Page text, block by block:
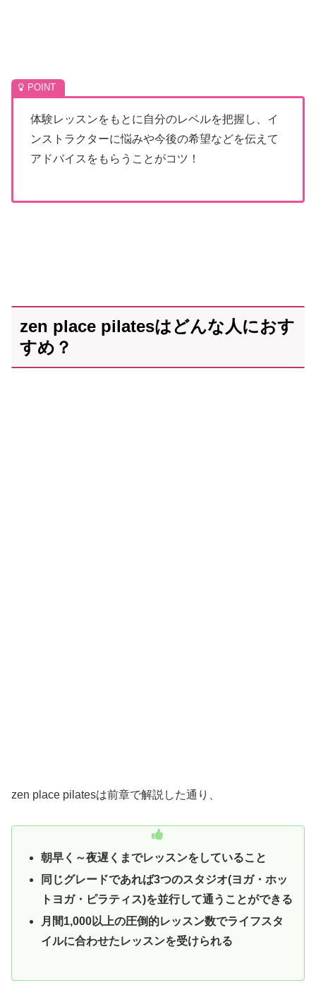
体験レッスンをもとに自分のレベルを把握し、イ
ンストラクターに悩みや今後の希望などを伝えて
アドバイスをもらうことがコツ！
zen place pilatesはどんな人におす
すめ？
zen place pilatesは前章で解説した通り、
朝早く～夜遅くまでレッスンをしていること
同じグレードであれば3つのスタジオ(ヨガ・ホッ
トヨガ・ピラティス)を並行して通うことができる
月間1,000以上の圧倒的レッスン数でライフスタ
イルに合わせたレッスンを受けられる